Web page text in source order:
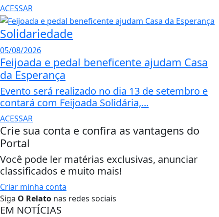
ACESSAR
Solidariedade
05/08/2026
Feijoada e pedal beneficente ajudam Casa
da Esperança
Evento será realizado no dia 13 de setembro e
contará com Feijoada Solidária,...
ACESSAR
Crie sua conta e confira as vantagens do
Portal
Você pode ler matérias exclusivas, anunciar
classificados e muito mais!
Criar minha conta
Siga O Relato nas redes sociais
EM NOTÍCIAS